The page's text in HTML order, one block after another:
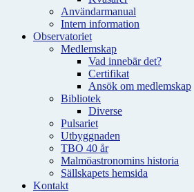
Användarmanual
Intern information
Observatoriet
Medlemskap
Vad innebär det?
Certifikat
Ansök om medlemskap
Bibliotek
Diverse
Pulsariet
Utbyggnaden
TBO 40 år
Malmöastronomins historia
Sällskapets hemsida
Kontakt